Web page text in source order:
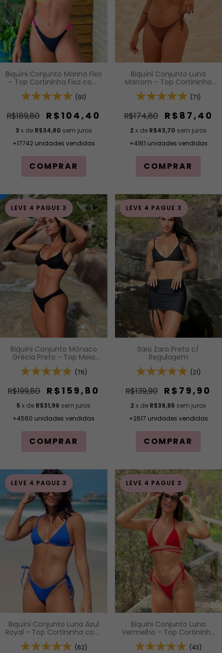
Biquíni Conjunto Marina Fixo
- Top Cortininha Fixa com
Bojo Removível e Calcinha
Inteira de Tira(91)
R$189,80 R$104,40
3 x de R$34,80 sem juros
+17742 unidades vendidas
COMPRAR
Biquíni Conjunto Luna
Marrom - Top Cortininha
com Bojo Removível e
Calcinha de Lacinho com
(71)
R$174,80 R$87,40
2 x de R$43,70 sem juros
+4161 unidades vendidas
COMPRAR
LEVE 4 PAGUE 3
Biquíni Conjunto Mônaco
Grécia Preto - Top Meia
Taça com Aro e Alças de
Regulagem e Calcinha Asa
Levanta)
(76)
R$199,80 R$159,80
5 x de R$31,96 sem juros
+4560 unidades vendidas
COMPRAR
LEVE 4 PAGUE 3
Saia Zara Preta c/
Regulagem
(21)
R$139,90 R$79,90
2 x de R$39,95 sem juros
+2617 unidades vendidas
COMPRAR
LEVE 4 PAGUE 3
Biquíni Conjunto Luna Azul
Royal - Top Cortininha com
Bojo Removível e Calcinha
de Lacinho com Amarração
(62)
LEVE 4 PAGUE 3
Biquíni Conjunto Luna
Vermelho - Top Cortininha
com Bojo Removível e
Calcinha de Lacinho com
(43)